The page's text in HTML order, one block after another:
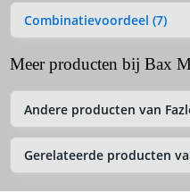
Combinatievoordeel (7)
Meer producten bij Bax
Andere producten van
Gerelateerde producten